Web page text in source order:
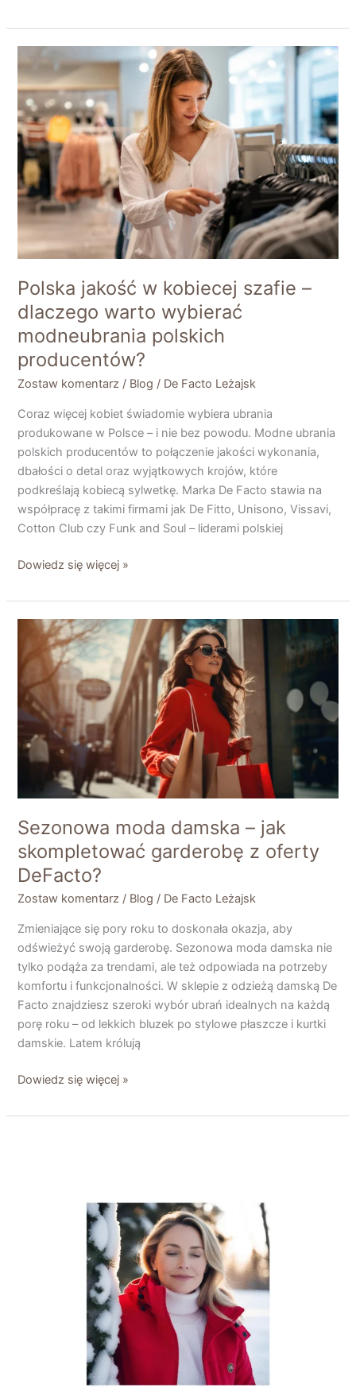
Polska jakość w kobiecej szafie –
dlaczego warto wybierać
modneubrania polskich
producentów?
Zostaw komentarz / Blog / De Facto Leżajsk
Coraz więcej kobiet świadomie wybiera ubrania
produkowane w Polsce – i nie bez powodu. Modne ubrania
polskich producentów to połączenie jakości wykonania,
dbałości o detal oraz wyjątkowych krojów, które
podkreślają kobiecą sylwetkę. Marka De Facto stawia na
współpracę z takimi firmami jak De Fitto, Unisono, Vissavi,
Cotton Club czy Funk and Soul – liderami polskiej
Polska
jakość
w
kobiecej
szafie
dlaczego
warto
wybierać
modneubrania
polskich
Dowiedz się więcej »
Sezonowa moda damska – jak
skompletować garderobę z oferty
DeFacto?
Zostaw komentarz / Blog / De Facto Leżajsk
Zmieniające się pory roku to doskonała okazja, aby
odświeżyć swoją garderobę. Sezonowa moda damska nie
tylko podąża za trendami, ale też odpowiada na potrzeby
komfortu i funkcjonalności. W sklepie z odzieżą damską De
Facto znajdziesz szeroki wybór ubrań idealnych na każdą
porę roku – od lekkich bluzek po stylowe płaszcze i kurtki
damskie. Latem królują
Sezonowa
damska
–
jak
skompletować
garderobę
DeFacto?
Dowiedz się więcej »